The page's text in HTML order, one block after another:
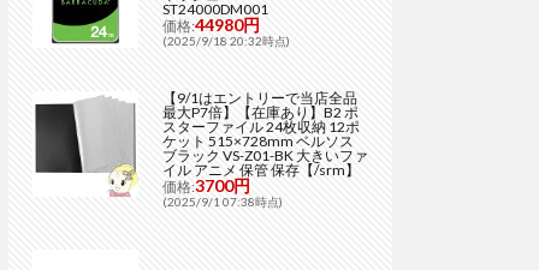
ST24000DM001
価格:44980円
(2025/9/18 20:32時点)
【9/1はエントリーで当店全品
最大P7倍】【在庫あり】B2 ポ
スターファイル 24枚収納 12ポ
ケット 515×728mm ベルソス
ブラック VS-Z01-BK 大きいファ
イル アニメ 保管 保存【/srm】
価格:3700円
(2025/9/1 07:38時点)